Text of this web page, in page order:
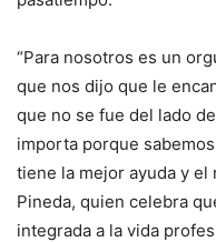
“Para nosotros es un
que nos dijo que le
que no se fue del lado
importa porque
tiene la mejor ayuda y el
Pineda, quien celebra
integrada a la vida